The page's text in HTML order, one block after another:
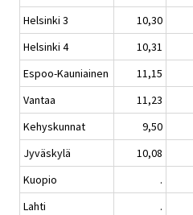
Helsinki 3
10,30
Helsinki 4
10,31
Espoo-Kauniainen
11,15
Vantaa
11,23
Kehyskunnat
9,50
Jyväskylä
10,08
Kuopio
.
Lahti
.